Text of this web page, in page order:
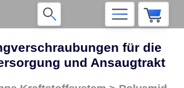
für die
und Ansaugtrakt